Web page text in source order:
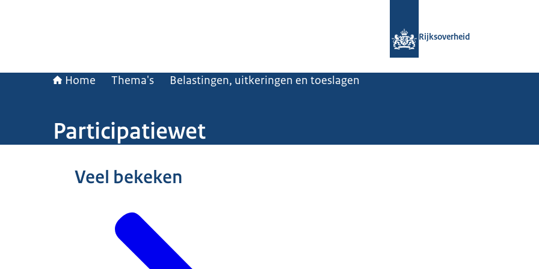
Rijksoverheid
Home Thema's Belastingen, uitkeringen en toeslagen
Participatiewet
Veel bekeken